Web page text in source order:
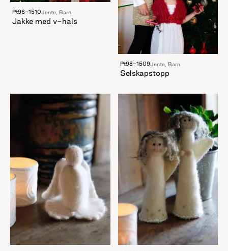
Pt98-1510Jente, Barn
Jakke med v-hals
Pt98-1509Jente, Barn
Selskapstopp